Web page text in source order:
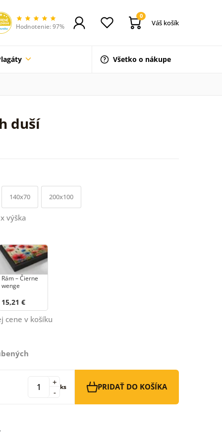
Hodnotenie: 97%
0
Váš košík
Všetko o nákupe
duší
140x70 200x100
výška
Rám – Čierne
wenge
15,21 €
cene v košíku
-
+ ks PRIDAŤ DO KOŠÍKA